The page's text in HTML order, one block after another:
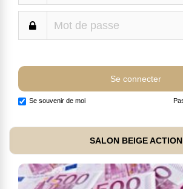
Se souvenir de moi
SALON BEIGE ACTION